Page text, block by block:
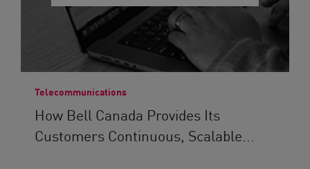
Telecommunications
How Bell Canada Provides Its
Customers Continuous, Scalable...